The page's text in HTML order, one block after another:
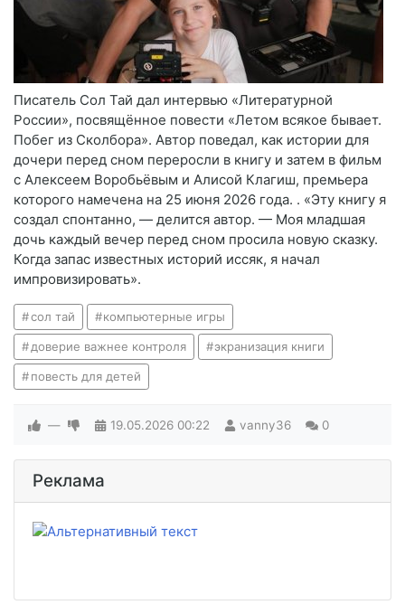
Писатель Сол Тай дал интервью «Литературной
России», посвящённое повести «Летом всякое бывает.
Побег из Сколбора». Автор поведал, как истории для
дочери перед сном переросли в книгу и затем в фильм
с Алексеем Воробьёвым и Алисой Клагиш, премьера
которого намечена на 25 июня 2026 года. . «Эту книгу я
создал спонтанно, — делится автор. — Моя младшая
дочь каждый вечер перед сном просила новую сказку.
Когда запас известных историй иссяк, я начал
импровизировать».
сол тай компьютерные игры
доверие важнее контроля экранизация книги
повесть для детей
— 19.05.2026 00:22 vanny36 0
Реклама